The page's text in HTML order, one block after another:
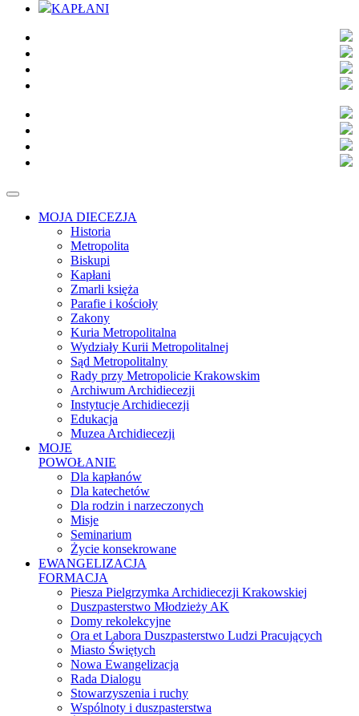
KAPŁANI
MOJA DIECEZJA
Historia
Metropolita
Biskupi
Kapłani
Zmarli księża
Parafie i kościoły
Zakony
Kuria Metropolitalna
Wydziały Kurii Metropolitalnej
Sąd Metropolitalny
Rady przy Metropolicie Krakowskim
Archiwum Archidiecezji
Instytucje Archidiecezji
Edukacja
Muzea Archidiecezji
MOJE
POWOŁANIE
Dla kapłanów
Dla katechetów
Dla rodzin i narzeczonych
Misje
Seminarium
Życie konsekrowane
EWANGELIZACJA
FORMACJA
Piesza Pielgrzymka Archidiecezji Krakowskiej
Duszpasterstwo Młodzieży AK
Domy rekolekcyjne
Ora et Labora Duszpasterstwo Ludzi Pracujących
Miasto Świętych
Nowa Ewangelizacja
Rada Dialogu
Stowarzyszenia i ruchy
Wspólnoty i duszpasterstwa